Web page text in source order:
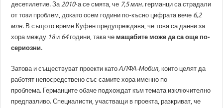
десетилетие. За2010-а се смята, че 7,5 млн. германци са страдали
от този проблем, докато осем години по-късно цифрата вече 6,2
млн. В същото време Куфен предупреждава, че това са данни за
хора между 18и 64години, така че мащабите може да са още по-
сериозни.
Затова и съществуват проекти катоАЛФА-Мобил, които целят да
работят непосредствено със самите хора именно по
проблема. Германците обаче подхождат към темата изключително
предпазливо. Специалисти, участващи в проекта, разкриват, че